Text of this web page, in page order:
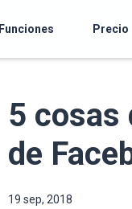
Funciones Precio
5 cosas
de
19 sep, 2018